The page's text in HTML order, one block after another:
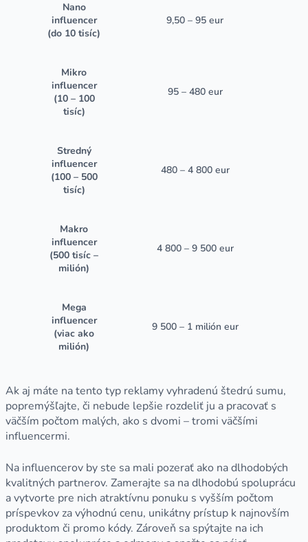
Nano
influencer
(do 10 tisíc)
9,50 – 95 eur
Mikro
influencer
(10 – 100
tisíc)
95 – 480 eur
Stredný
influencer
(100 – 500
tisíc)
480 – 4 800 eur
Makro
influencer
(500 tisíc –
milión)
4 800 – 9 500 eur
Mega
influencer
(viac ako
milión)
9 500 – 1 milión eur
Ak aj máte na tento typ reklamy vyhradenú štedrú sumu,
popremýšľajte, či nebude lepšie rozdeliť ju a pracovať s
väčším počtom malých, ako s dvomi – tromi väčšími
influencermi.
Na influencerov by ste sa mali pozerať ako na dlhodobých
kvalitných partnerov. Zamerajte sa na dlhodobú spoluprácu
a vytvorte pre nich atraktívnu ponuku s vyšším počtom
príspevkov za výhodnú cenu, unikátny prístup k najnovším
produktom či promo kódy. Zároveň sa spýtajte na ich